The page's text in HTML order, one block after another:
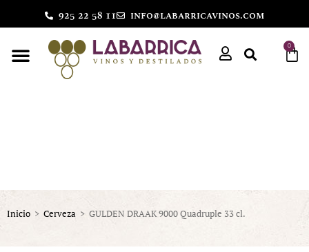
925 22 58 11 info@labarricavinos.com
0
Inicio > Cerveza > GULDEN DRAAK 9000 Quadruple 33 cl.